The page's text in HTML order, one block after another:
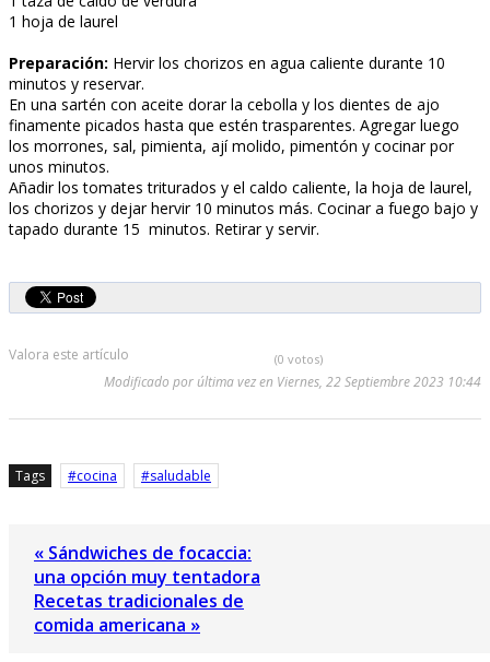
1 hoja de laurel
Preparación: Hervir los chorizos en agua caliente durante 10
minutos y reservar.
En una sartén con aceite dorar la cebolla y los dientes de ajo
finamente picados hasta que estén trasparentes. Agregar luego
los morrones, sal, pimienta, ají molido, pimentón y cocinar por
unos minutos.
Añadir los tomates triturados y el caldo caliente, la hoja de laurel,
los chorizos y dejar hervir 10 minutos más. Cocinar a fuego bajo y
tapado durante 15 minutos. Retirar y servir.
Valora este artículo (0 votos)
Modificado por última vez en Viernes, 22 Septiembre 2023 10:44
Tags cocina saludable
« Sándwiches de focaccia:
una opción muy tentadora
Recetas tradicionales de
comida americana »